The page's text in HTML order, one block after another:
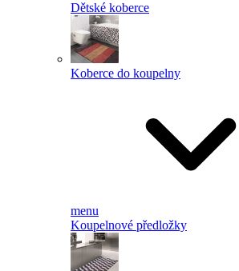
Dětské koberce
Koberce do koupelny
menu
Koupelnové předložky